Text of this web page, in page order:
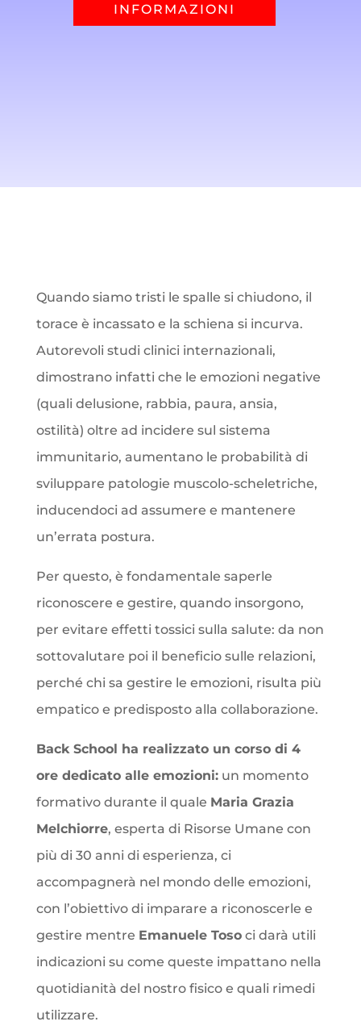
INFORMAZIONI
Quando siamo tristi le spalle si chiudono, il
torace è incassato e la schiena si incurva.
Autorevoli studi clinici internazionali,
dimostrano infatti che le emozioni negative
(quali delusione, rabbia, paura, ansia,
ostilità) oltre ad incidere sul sistema
immunitario, aumentano le probabilità di
sviluppare patologie muscolo-scheletriche,
inducendoci ad assumere e mantenere
un’errata postura.
Per questo, è fondamentale saperle
riconoscere e gestire, quando insorgono,
per evitare effetti tossici sulla salute: da non
sottovalutare poi il beneficio sulle relazioni,
perché chi sa gestire le emozioni, risulta più
empatico e predisposto alla collaborazione.
Back School ha realizzato un corso di 4
ore dedicato alle emozioni:un momento
formativo durante il quale Maria Grazia
Melchiorre, esperta di Risorse Umane con
più di 30 anni di esperienza, ci
accompagnerà nel mondo delle emozioni,
con l’obiettivo di imparare a riconoscerle e
gestire mentre Emanuele Tosoci darà utili
indicazioni su come queste impattano nella
quotidianità del nostro fisico e quali rimedi
utilizzare.